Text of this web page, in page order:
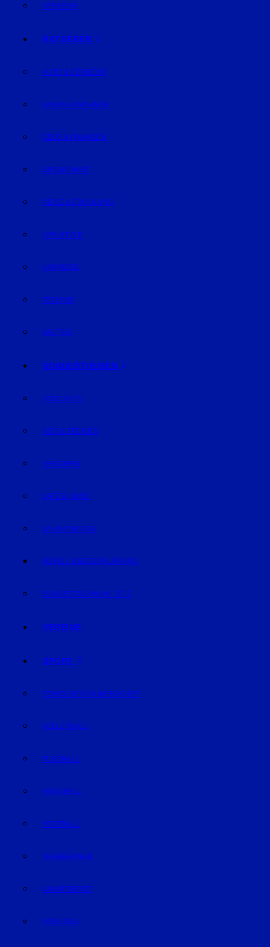
VERKEHR
RATGEBER
AUTO & VERKEHR
BAUEN & WOHNEN
GELD & FINANZEN
GESUNDHEIT
REISE & ERHOLUNG
LIFE-STYLE
KARRIERE
TECHNIK
WETTER
SONDERTHEMEN
PODCASTS
KIDS & TEENIES
SENIOREN
KATZ & HUND
VALENTINSTAG
MEINE LIEBESERKLÄRUNG
BUNDESTAGSWAHL 2017
VEREINE
SPORT
EISHOCKEY/INLINEHOCKEY
VOLLEYBALL
FUSSBALL
HANDBALL
FOOTBALL
TRABRENNEN
KAMPFSPORT
SONSTIGE